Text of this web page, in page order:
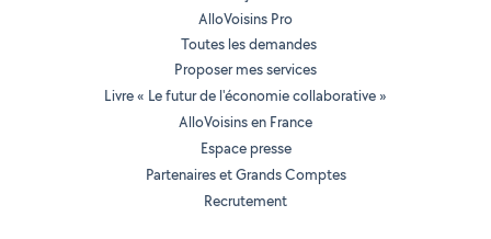
AlloVoisins Pro
Toutes les demandes
Proposer mes services
Livre « Le futur de l'économie collaborative »
AlloVoisins en France
Espace presse
Partenaires et Grands Comptes
Recrutement